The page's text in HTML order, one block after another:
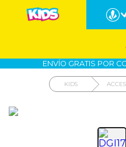
1700-VASARI
COMO
ENVÍO GRATIS POR
KIDS